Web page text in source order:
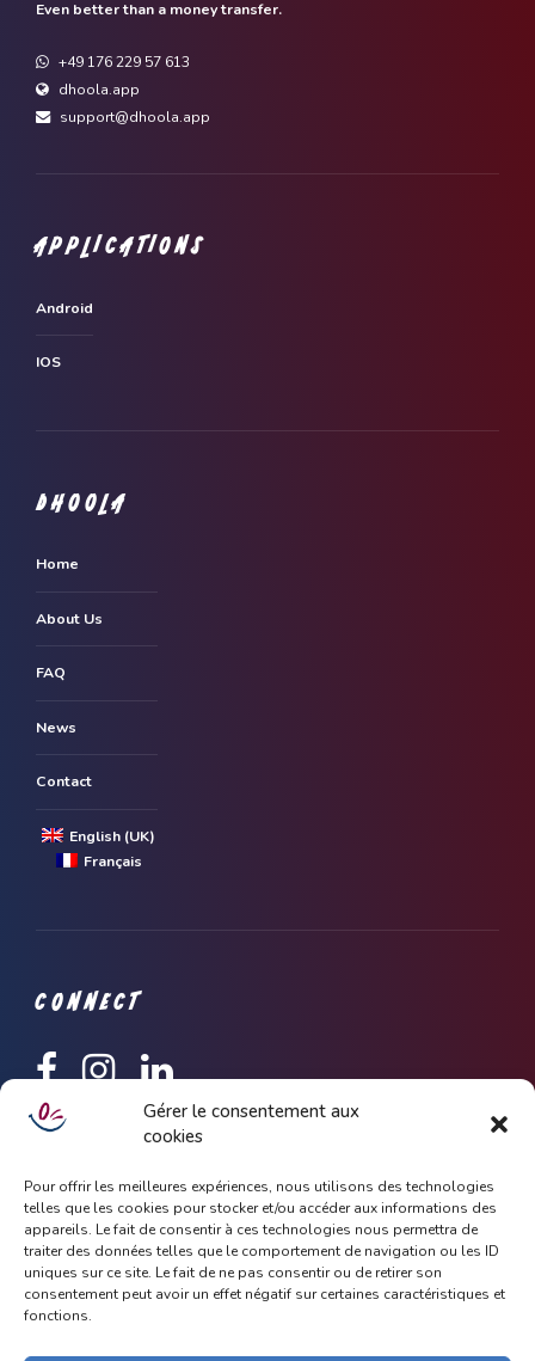
Gérer le consentement aux
cookies
Pour offrir les meilleures expériences, nous utilisons des technologies
telles que les cookies pour stocker et/ou accéder aux informations des
appareils. Le fait de consentir à ces technologies nous permettra de
traiter des données telles que le comportement de navigation ou les ID
uniques sur ce site. Le fait de ne pas consentir ou de retirer son
consentement peut avoir un effet négatif sur certaines caractéristiques et
fonctions.
Even better than a money transfer.
+49 176 229 57 613
dhoola.app
support@dhoola.app
APPLICATIONS
Android
IOS
DHOOLA
Home
About Us
FAQ
News
Contact
English (UK)
Français
CONNECT
Keep up to date with latest news and update about Dhoola,